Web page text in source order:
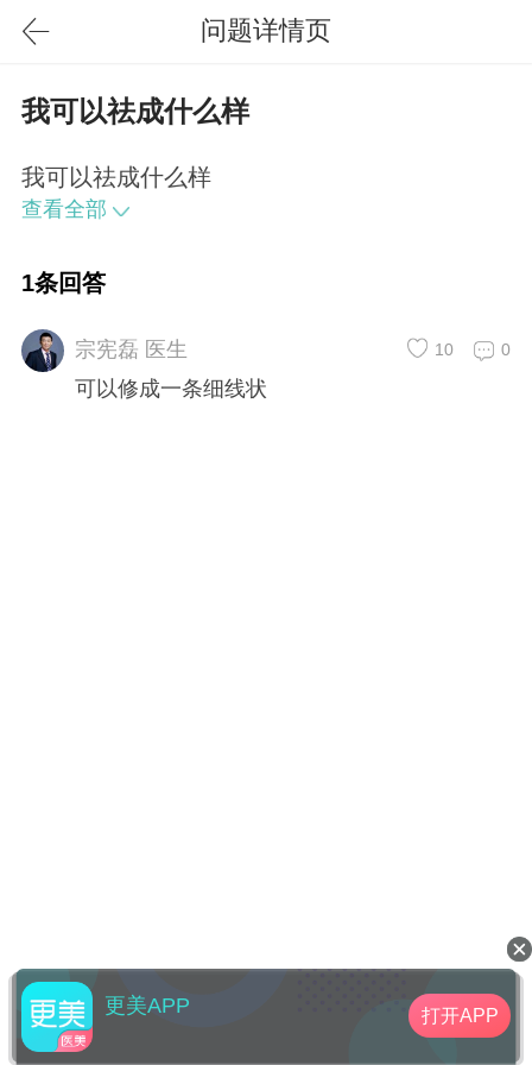
问题详情页
我可以祛成什么样
我可以祛成什么样
查看全部
1条回答
宗宪磊 医生 0
10
可以修成一条细线状
更美APP 打开APP